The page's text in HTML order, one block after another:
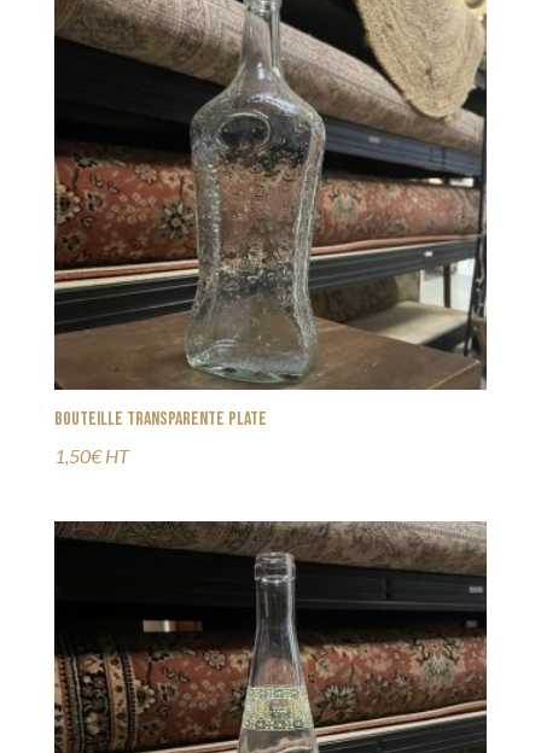
Bouteille transparente plate
1,50€ HT